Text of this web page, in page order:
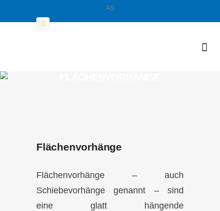
AS
Flächenvorhänge
Flächenvorhänge – auch
Schiebevorhänge genannt – sind
eine glatt hängende